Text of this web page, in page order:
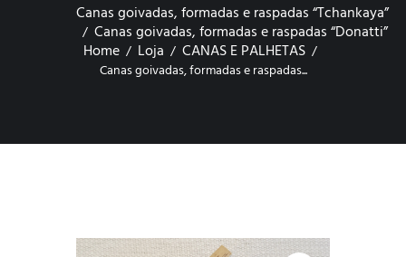
Canas goivadas, formadas e raspadas “Tchankaya”
Canas goivadas, formadas e raspadas “Donatti”
Home
Loja CANAS E PALHETAS
Canas goivadas, formadas e raspadas...